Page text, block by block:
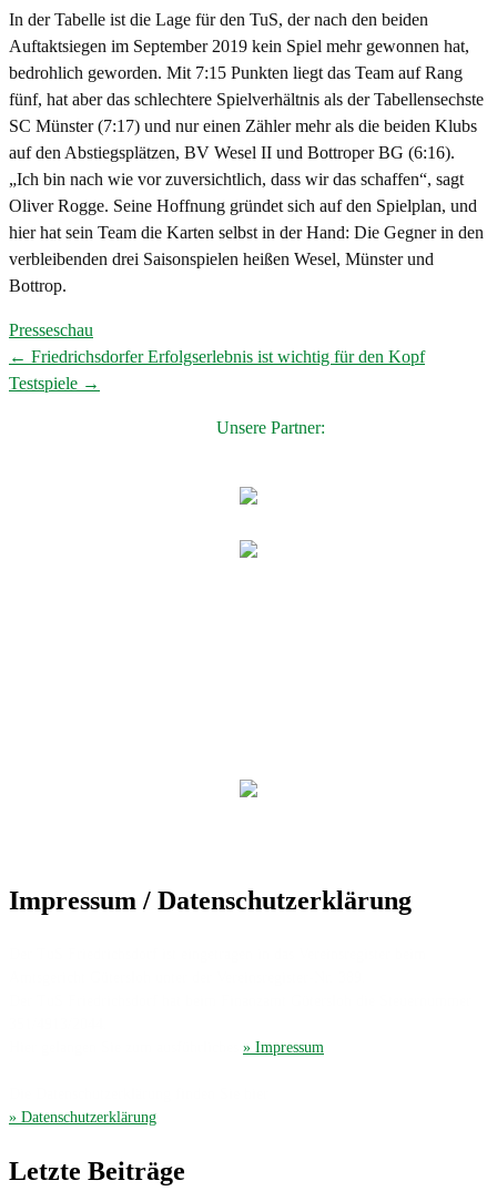
In der Tabelle ist die Lage für den TuS, der nach den beiden
Auftaktsiegen im September 2019 kein Spiel mehr gewonnen hat,
bedrohlich geworden. Mit 7:15 Punkten liegt das Team auf Rang
fünf, hat aber das schlechtere Spielverhältnis als der Tabellensechste
SC Münster (7:17) und nur einen Zähler mehr als die beiden Klubs
auf den Abstiegsplätzen, BV Wesel II und Bottroper BG (6:16).
„Ich bin nach wie vor zuversichtlich, dass wir das schaffen“, sagt
Oliver Rogge. Seine Hoffnung gründet sich auf den Spielplan, und
hier hat sein Team die Karten selbst in der Hand: Die Gegner in den
verbleibenden drei Saisonspielen heißen Wesel, Münster und
Bottrop.
Presseschau
Post
navigation
← Friedrichsdorfer Erfolgserlebnis ist wichtig für den Kopf
Testspiele →
Unsere Partner:
Impressum / Datenschutzerklärung
» Impressum
» Datenschutzerklärung
Letzte Beiträge